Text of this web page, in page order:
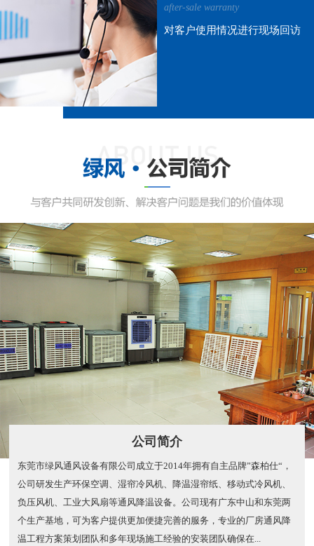
after-sale warranty
对客户使用情况进行现场回访
公司简介
东莞市绿风通风设备有限公司成立于2014年拥有自主品牌”森柏仕“，
公司研发生产环保空调、湿帘冷风机、降温湿帘纸、移动式冷风机、
负压风机、工业大风扇等通风降温设备。公司现有广东中山和东莞两
个生产基地，可为客户提供更加便捷完善的服务，专业的厂房通风降
温工程方案策划团队和多年现场施工经验的安装团队确保在...